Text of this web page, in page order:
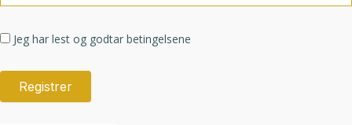
Jeg har lest og godtar betingelsene